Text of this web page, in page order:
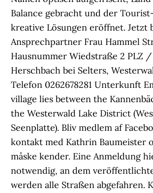
Balance gebracht und der
kreative Lösungen eröffnet. Jetzt
Ansprech­partner Frau Hammel
Hausnummer Wiedstraße 2 PLZ
Herschbach bei Selters,
Telefon 0262678281 Unterkunft
village lies between the
the Westerwald Lake District
Seenplatte). Bliv medlem af
kontakt med Kathrin Baumeister
måske kender. Eine Anmeldung
notwendig, an dem
werden alle Straßen abgefahren.